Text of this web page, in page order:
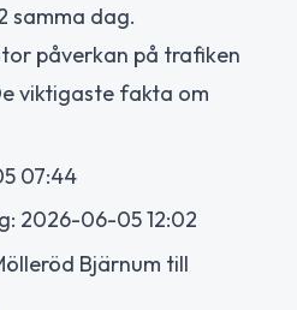
samma dag.
påverkan på trafiken
viktigaste fakta om
07:44
2026-06-05 12:02
Bjärnum till